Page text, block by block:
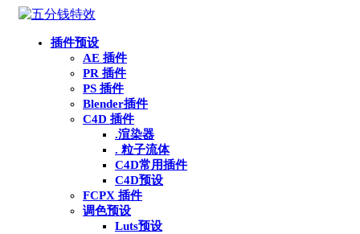
插件预设
AE 插件
PR 插件
PS 插件
Blender插件
C4D 插件
.渲染器
. 粒子流体
C4D常用插件
C4D预设
FCPX 插件
调色预设
Luts预设